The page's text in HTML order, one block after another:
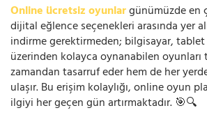
Online ücretsiz oyunlargünümüzde en
dijital eğlence seçenekleri arasında yer
indirme gerektirmeden; bilgisayar,
üzerinden kolayca oynanabilen
zamandan tasarruf eder hem de her
ulaşır. Bu erişim kolaylığı, online oyun
ilgiyi her geçen gün artırmaktadır. 🎯🔍